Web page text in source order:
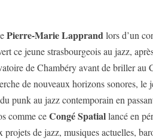
Pierre-Marie Lapprandlors d’un
jeune strasbourgeois au jazz,
de Chambéry avant de briller au
de nouveaux horizons sonores, le
punk au jazz contemporain en
comme ceCongé Spatiallancé en
de jazz, musiques actuelles,